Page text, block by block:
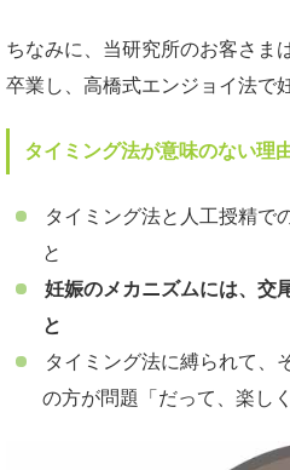
ちなみに、当研究所のお客さま
卒業し、高橋式エンジョイ法で
タイミング法が意味のない理
タイミング法と人工授精で
と
妊娠のメカニズムには、交
と
タイミング法に縛られて、
の方が問題「だって、楽し